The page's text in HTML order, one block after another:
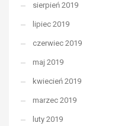
sierpień 2019
lipiec 2019
czerwiec 2019
maj 2019
kwiecień 2019
marzec 2019
luty 2019